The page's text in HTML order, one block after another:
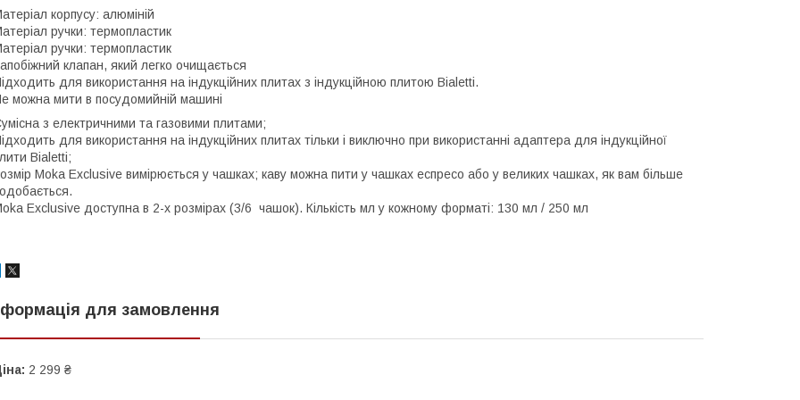
корпусу: алюміній
ручки: термопластик
ручки: термопластик
клапан, який легко очищається
для використання на індукційних плитах з індукційною плитою Bialetti.
можна мити в посудомийній машині
з електричними та газовими плитами;
для використання на індукційних плитах тільки і виключно при використанні адаптера для індукційної
Bialetti;
Moka Exclusive вимірюється у чашках; каву можна пити у чашках еспресо або у великих чашках, як вам більше
Exclusive доступна в 2-х розмірах (3/6 чашок). Кількість мл у кожному форматі: 130 мл / 250 мл
для замовлення
2 299 ₴